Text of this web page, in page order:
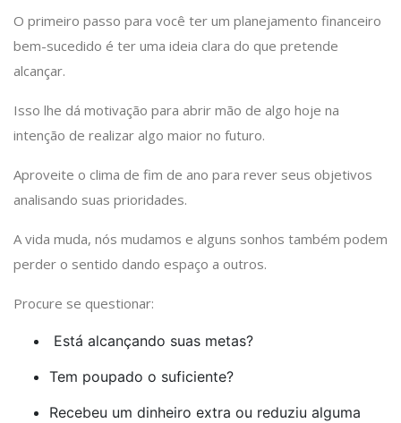
O primeiro passo para você ter um planejamento financeiro
bem-sucedido é ter uma ideia clara do que pretende
alcançar.
Isso lhe dá motivação para abrir mão de algo hoje na
intenção de realizar algo maior no futuro.
Aproveite o clima de fim de ano para rever seus objetivos
analisando suas prioridades.
A vida muda, nós mudamos e alguns sonhos também podem
perder o sentido dando espaço a outros.
Procure se questionar:
Está alcançando suas metas?
Tem poupado o suficiente?
Recebeu um dinheiro extra ou reduziu alguma